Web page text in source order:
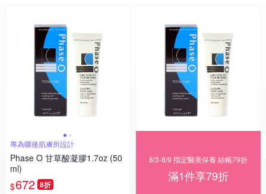
專為曬後肌膚所設計
Phase O 甘草酸凝膠1.7oz (50
ml)
$672 8折
8/3-8/9 指定醫美保養 結帳79折
滿1件享79折